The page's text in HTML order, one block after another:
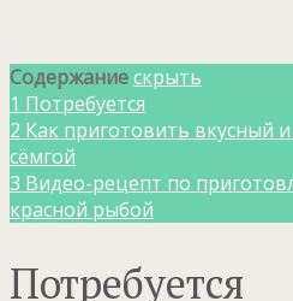
Содержаниескрыть
1 Потребуется
2 Как приготовить вкусный
сёмгой
3 Видео-рецепт по
красной рыбой
Потребуется